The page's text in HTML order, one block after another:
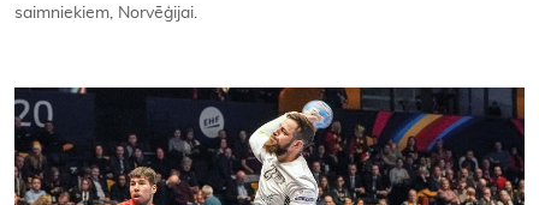
saimniekiem, Norvēģijai.